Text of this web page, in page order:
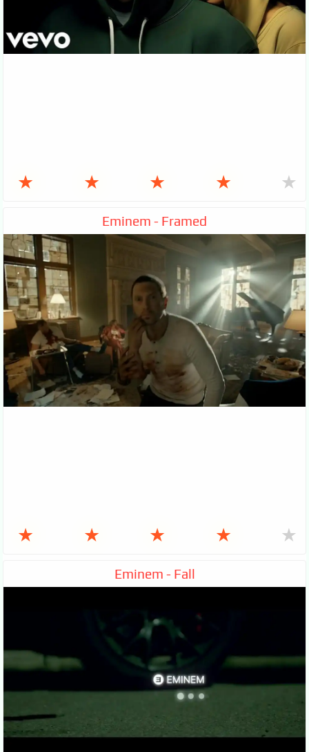
★ ★ ★ ★ ★
Eminem - Framed
★ ★ ★ ★ ★
Eminem - Fall